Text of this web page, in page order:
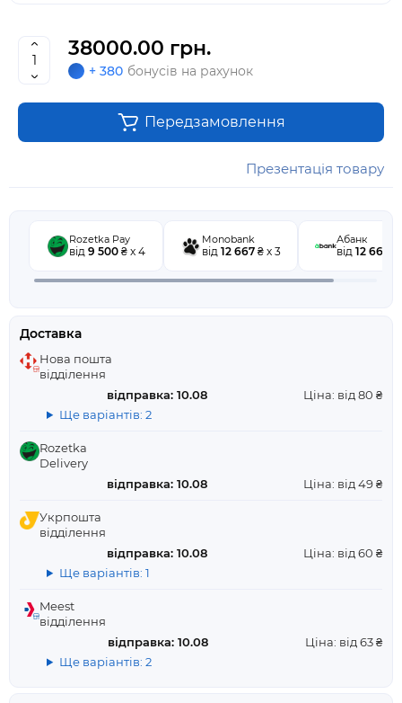
38000.00 грн.
+ 380 бонусів на рахунок
Передзамовлення
Презентація товару
Rozetka Pay
від 9 500₴ x 4
Monobank
від 12 667 ₴ x 3
Абанк
від 12 667
Доставка
Нова пошта
відділення
відправка: 10.08
Ціна: від 80 ₴
Ще варіантів: 2
Rozetka
Delivery
відправка: 10.08
Ціна: від 49 ₴
Укрпошта
відділення
відправка: 10.08
Ціна: від 60 ₴
Ще варіантів: 1
Meest
відділення
відправка: 10.08
Ціна: від 63 ₴
Ще варіантів: 2